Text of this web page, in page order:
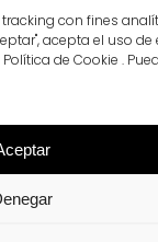
con fines
acepta el uso
de Cookie .